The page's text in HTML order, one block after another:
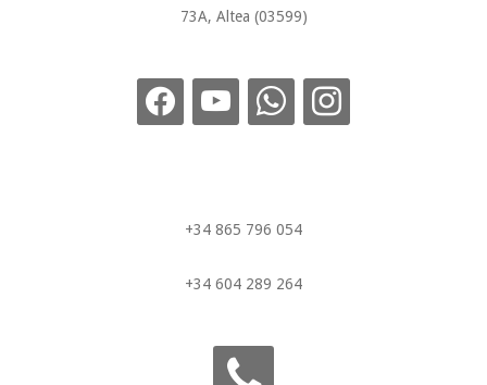
73A, Altea (03599)
+34 865 796 054
+34 604 289 264